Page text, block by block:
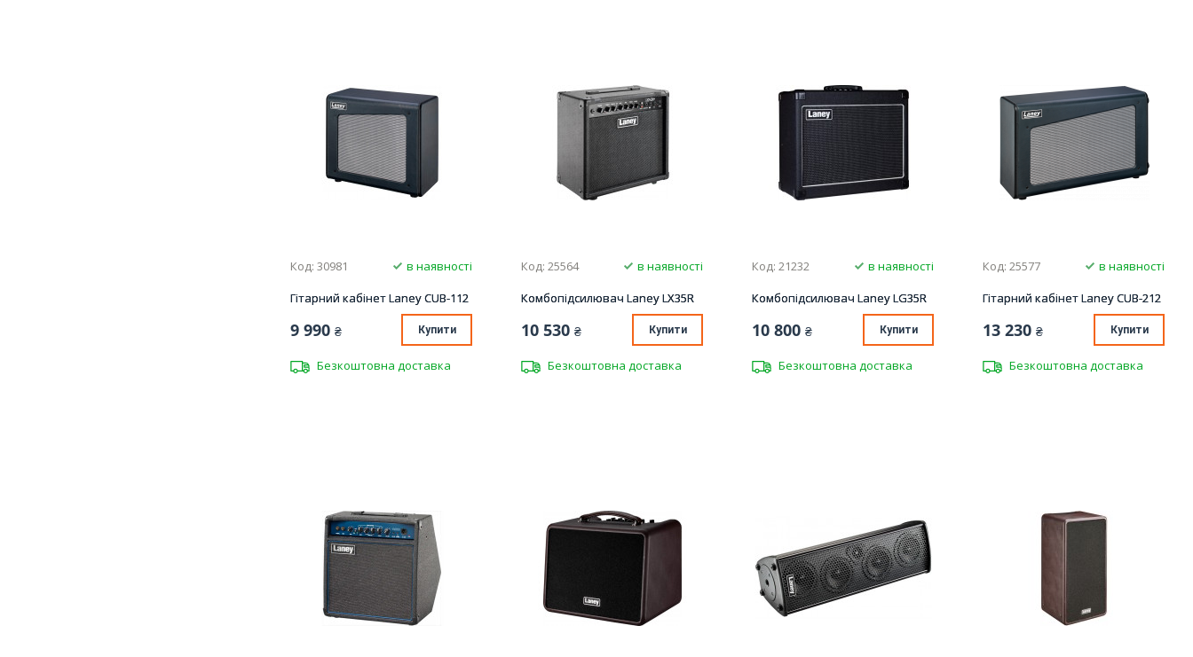
Код: 30981
в наявності
Гітарний кабінет Laney CUB-112
9 990 ₴ Купити
Безкоштовна доставка
Код: 25564
в наявності
Комбопідсилювач Laney LX35R
10 530 ₴ Купити
Безкоштовна доставка
Код: 21232
в наявності
Комбопідсилювач Laney LG35R
10 800 ₴ Купити
Безкоштовна доставка
Код: 25577
в наявності
Гітарний кабінет Laney CUB-212
13 230 ₴ Купити
Безкоштовна доставка